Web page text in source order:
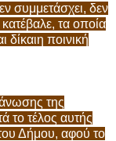
συμμετάσχει, δεν
τα οποία
ποινική
της
τέλος αυτής
Δήμου, αφού το